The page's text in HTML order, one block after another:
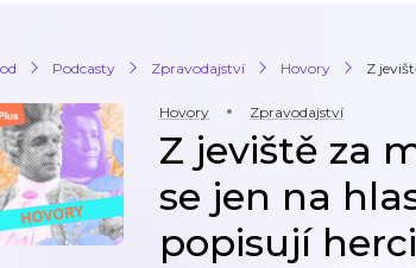
Podcasty Zpravodajství Hovory Z
Hovory Zpravodajství
Z jeviště za
se jen na
popisují